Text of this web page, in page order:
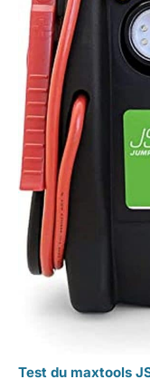
Test du maxtools